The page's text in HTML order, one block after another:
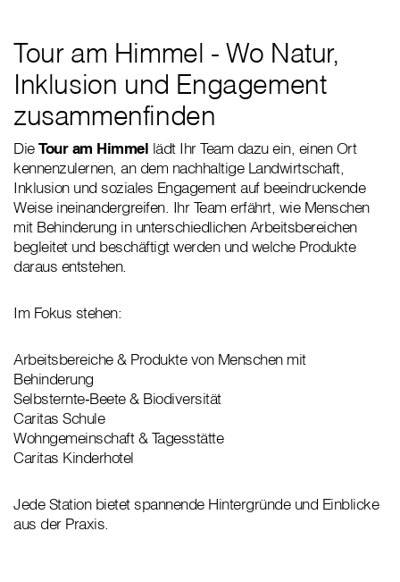
Tour am Himmel - Wo Natur,
Inklusion und Engagement
zusammenfinden
DieTour am Himmel lädt Ihr Team dazu ein, einen Ort
kennenzulernen, an dem nachhaltige Landwirtschaft,
Inklusion und soziales Engagement auf beeindruckende
Weise ineinandergreifen. Ihr Team erfährt, wie Menschen
mit Behinderung in unterschiedlichen Arbeitsbereichen
begleitet und beschäftigt werden und welche Produkte
daraus entstehen.
Im Fokus stehen:
Arbeitsbereiche & Produkte von Menschen mit
Behinderung
Selbsternte‑Beete & Biodiversität
Caritas Schule
Wohngemeinschaft & Tagesstätte
Caritas Kinderhotel
Jede Station bietet spannende Hintergründe und Einblicke
aus der Praxis.